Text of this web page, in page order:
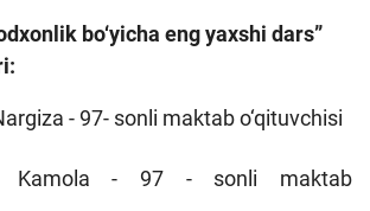
bo‘yicha eng yaxshi dars”
- 97- sonli maktab o‘qituvchisi
Kamola - 97 - sonli maktab